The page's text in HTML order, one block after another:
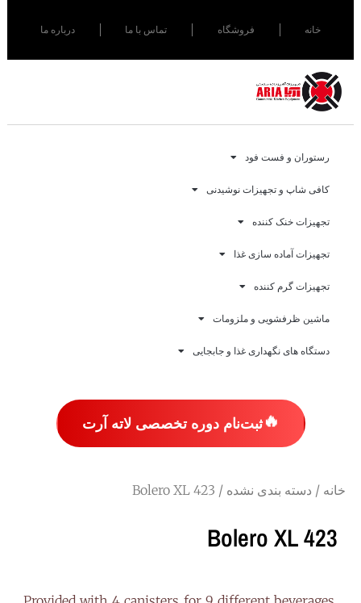
خانه فروشگاه تماس با ما درباره ما
رستوران و فست فود
کافی شاپ و تجهیزات نوشیدنی
تجهیزات خنک کننده
تجهیزات آماده سازی غذا
تجهیزات گرم کننده
ماشین ظرفشویی و ملزومات
دستگاه های نگهداری غذا و جابجایی
🔥ثبت‌نام دوره تخصصی لاته آرت
خانه / دسته بندی نشده / Bolero XL 423
Bolero XL 423